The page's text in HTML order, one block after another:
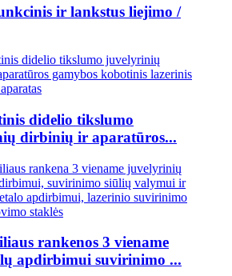
ir lankstus liejimo /
didelio tikslumo
dirbinių ir aparatūros...
rankenos 3 viename
apdirbimui suvirinimo ...